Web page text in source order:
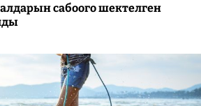
сабоого шектелген